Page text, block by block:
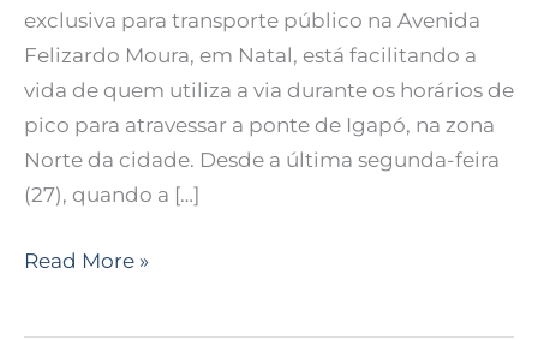
exclusiva para transporte público na Avenida
Felizardo Moura, em Natal, está facilitando a
vida de quem utiliza a via durante os horários de
pico para atravessar a ponte de Igapó, na zona
Norte da cidade. Desde a última segunda-feira
(27), quando a […]
Read More »